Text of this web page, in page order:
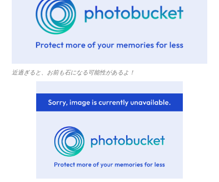
近過ぎると、お前も石になる可能性があるよ！